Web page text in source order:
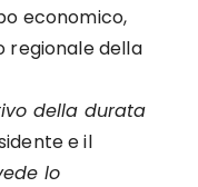
economico,
regionale della
della durata
e il
lo